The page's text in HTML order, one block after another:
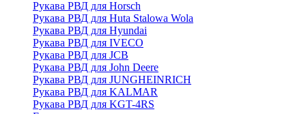
Рукава РВД для Horsch
Рукава РВД для Huta Stalowa Wola
Рукава РВД для Hyundai
Рукава РВД для IVECO
Рукава РВД для JCB
Рукава РВД для John Deere
Рукава РВД для JUNGHEINRICH
Рукава РВД для KALMAR
Рукава РВД для KGT-4RS